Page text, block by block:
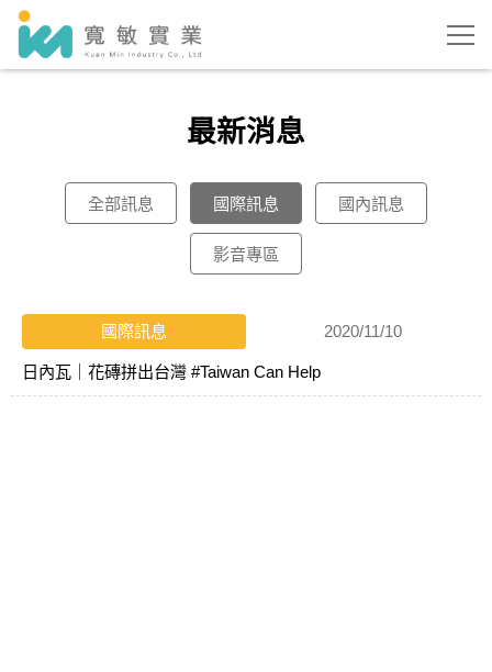
最新消息
全部訊息 國際訊息 國內訊息
影音專區
國際訊息 2020/11/10
日內瓦｜花磚拼出台灣 #Taiwan Can Help